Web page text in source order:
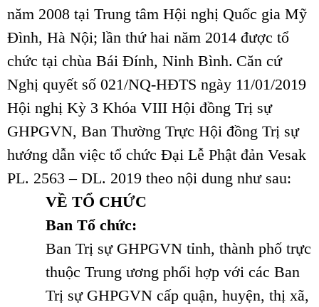
năm 2008 tại Trung tâm Hội nghị Quốc gia Mỹ
Đình, Hà Nội; lần thứ hai năm 2014 được tổ
chức tại chùa Bái Đính, Ninh Bình. Căn cứ
Nghị quyết số 021/NQ-HĐTS ngày 11/01/2019
Hội nghị Kỳ 3 Khóa VIII Hội đồng Trị sự
GHPGVN, Ban Thường Trực Hội đồng Trị sự
hướng dẫn việc tổ chức Đại Lễ Phật đản Vesak
PL. 2563 – DL. 2019 theo nội dung như sau:
VỀ TỔ CHỨC
Ban Tổ chức:
Ban Trị sự GHPGVN tỉnh, thành phố trực
thuộc Trung ương phối hợp với các Ban
Trị sự GHPGVN cấp quận, huyện, thị xã,